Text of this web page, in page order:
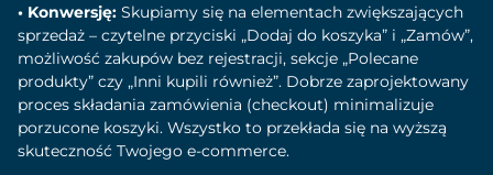
• Konwersję: Skupiamy się na elementach zwiększających
sprzedaż – czytelne przyciski „Dodaj do koszyka” i „Zamów”,
możliwość zakupów bez rejestracji, sekcje „Polecane
produkty” czy „Inni kupili również”. Dobrze zaprojektowany
proces składania zamówienia (checkout) minimalizuje
porzucone koszyki. Wszystko to przekłada się na wyższą
skuteczność Twojego e-commerce.